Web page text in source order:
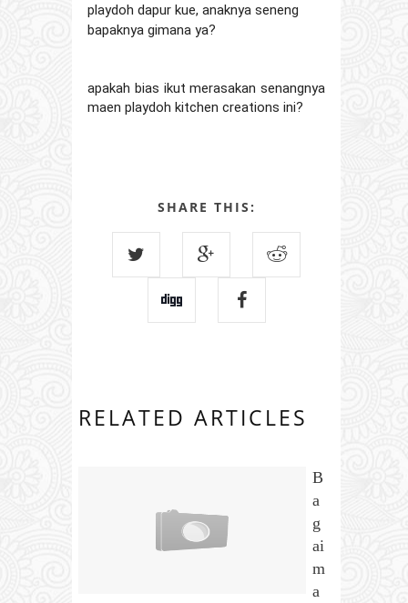
playdoh dapur kue, anaknya seneng
bapaknya gimana ya?
apakah bias ikut merasakan senangnya
maen playdoh kitchen creations ini?
SHARE THIS:
RELATED ARTICLES
B
a
g
ai
m
a